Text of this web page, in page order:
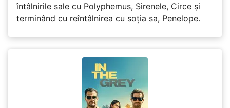
întâlnirile sale cu Polyphemus, Sirenele, Circe și
terminând cu reîntâlnirea cu soția sa, Penelope.